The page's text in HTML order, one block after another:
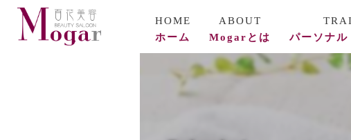
ホーム Mogarとは パーソナル